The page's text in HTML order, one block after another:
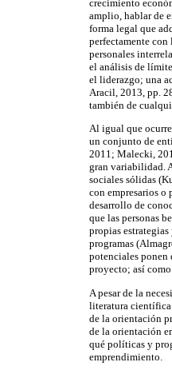
crecimiento
amplio, hablar de
forma legal que
perfectamente
personales
el análisis de
el liderazgo; una
Aracil, 2013, pp.
también de
Al igual que
un conjunto de
2011; Malecki,
gran variabilidad.
sociales sólidas
con empresarios o
desarrollo de
que las personas
propias estrategias
programas
potenciales ponen
proyecto; así
A pesar de la
literatura científica
de la orientación
de la orientación
qué políticas y
emprendimiento.